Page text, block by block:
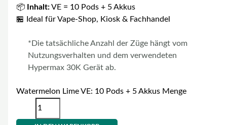
📦
Inhalt:VE = 10 Pods + 5 Akkus
🏪 Ideal für Vape-Shop, Kiosk & Fachhandel
*Die tatsächliche Anzahl der Züge hängt vom
Nutzungsverhalten und dem verwendeten
Hypermax 30K Gerät ab.
Watermelon Lime VE: 10 Pods + 5 Akkus Menge